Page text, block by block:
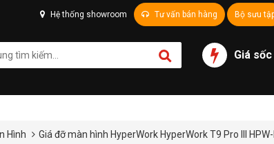
Hệ thống showroom Tư vấn bán hàng Bộ sưu
Giá sốc
Hình Giá đỡ màn hình HyperWork HyperWork T9 Pro III